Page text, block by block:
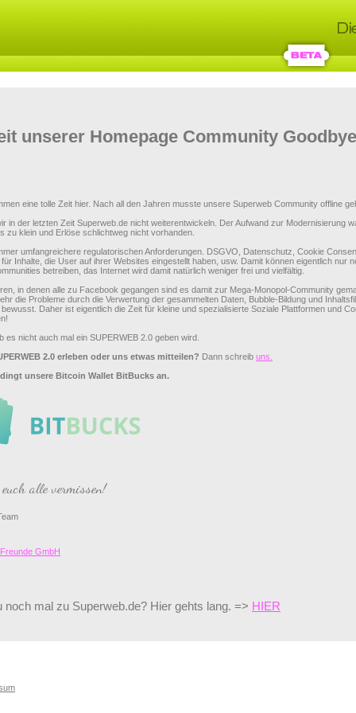
unserer Homepage Community
eine tolle Zeit hier. Nach all den Jahren musste unsere Superweb Community offline
in der letzten Zeit Superweb.de nicht weiterentwickeln. Der Aufwand zur Modernisierung
zu klein und Erlöse schlichtweg nicht vorhanden.
umfangreichere regulatorischen Anforderungen. DSGVO, Datenschutz, Cookie
Inhalte, die User auf ihrer Websites eingestellt haben, usw. Damit können eigentlich nur
betreiben, das Internet wird damit natürlich weniger frei und vielfältig.
in denen alle zu Facebook gegangen sind es damit zur Mega-Monopol-Community
die Probleme durch die Verwertung der gesammelten Daten, Bubble-Bildung und
Daher ist eigentlich die Zeit für kleine und spezialisierte Soziale Plattformen und
es nicht auch mal ein SUPERWEB 2.0 geben wird.
2.0 erleben oder uns etwas mitteilen? Dann schreib uns.
unsere Bitcoin Wallet BitBucks an.
alle vermissen!
GmbH
noch mal zu Superweb.de? Hier gehts lang. => HIER